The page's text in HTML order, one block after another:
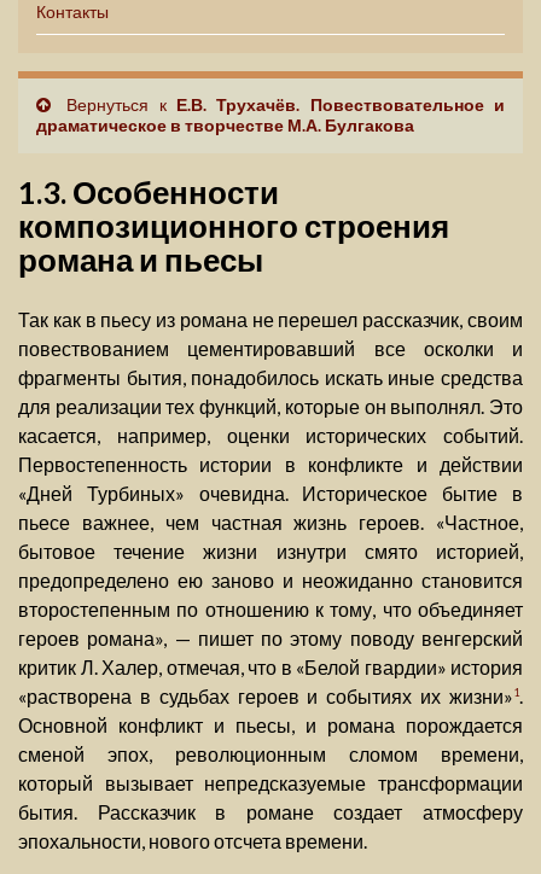
Контакты
Вернуться к Е.В. Трухачёв. Повествовательное и
драматическое в творчестве М.А. Булгакова
1.3. Особенности
композиционного строения
романа и пьесы
Так как в пьесу из романа не перешел рассказчик, своим
повествованием цементировавший все осколки и
фрагменты бытия, понадобилось искать иные средства
для реализации тех функций, которые он выполнял. Это
касается, например, оценки исторических событий.
Первостепенность истории в конфликте и действии
«Дней Турбиных» очевидна. Историческое бытие в
пьесе важнее, чем частная жизнь героев. «Частное,
бытовое течение жизни изнутри смято историей,
предопределено ею заново и неожиданно становится
второстепенным по отношению к тому, что объединяет
героев романа», — пишет по этому поводу венгерский
критик Л. Халер, отмечая, что в «Белой гвардии» история
«растворена в судьбах героев и событиях их жизни»1.
Основной конфликт и пьесы, и романа порождается
сменой эпох, революционным сломом времени,
который вызывает непредсказуемые трансформации
бытия. Рассказчик в романе создает атмосферу
эпохальности, нового отсчета времени.